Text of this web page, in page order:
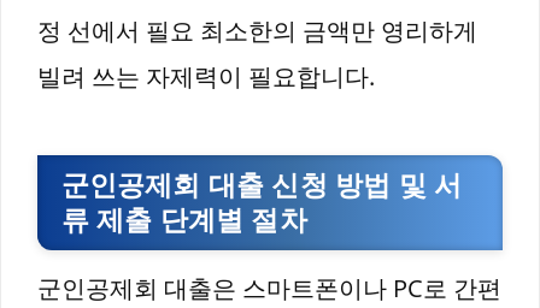
정 선에서 필요 최소한의 금액만 영리하게
빌려 쓰는 자제력이 필요합니다.
군인공제회 대출 신청 방법 및 서
류 제출 단계별 절차
군인공제회 대출은 스마트폰이나 PC로 간편